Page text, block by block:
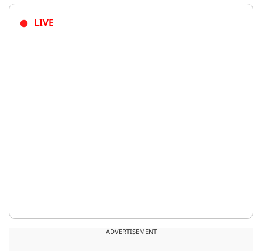
LIVE
ADVERTISEMENT